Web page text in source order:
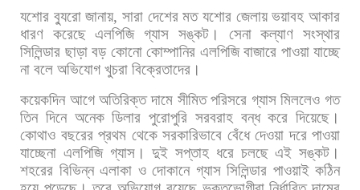
যশোর ব্যুরো জানায়,সারা দেশের মত যশোর জেলায় ভয়াবহ আকার
ধারণ করেছে এলপিজি গ্যাস সঙ্কট। সেনা কল্যাণ সংস্থার
সিলিন্ডার ছাড়া বড় কোনো কোম্পানির এলপিজি বাজারে পাওয়া যাচ্ছে
না বলে অভিযোগ খুচরা বিক্রেতাদের।
কয়েকদিন আগে অতিরিক্ত দামে সীমিত পরিসরে গ্যাস মিললেও গত
তিন দিনে অনেক ডিলার পুরোপুরি সরবরাহ বন্ধ করে দিয়েছে।
কোথাও বছরের প্রথম থেকে সরকারিভাবে বেঁধে দেওয়া দরে পাওয়া
যাচ্ছেনা এলপিজি গ্যাস। দুই সপ্তাহ ধরে চলছে এই সঙ্কট।
শহরের বিভিন্ন এলাকা ও দোকানে গ্যাস সিলিন্ডার পাওয়াই কঠিন